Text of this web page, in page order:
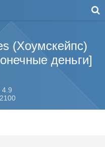
(Хоумскейпс)
деньги]
4.9